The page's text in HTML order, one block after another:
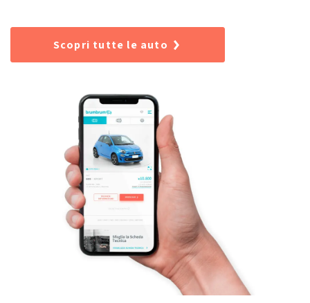
Scopri tutte le auto